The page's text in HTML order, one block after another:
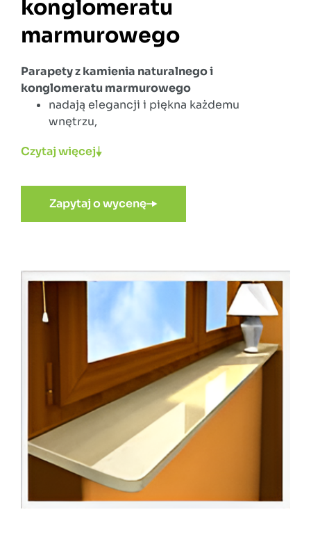
konglomeratu
marmurowego
Parapety z kamienia naturalnego i
konglomeratu marmurowego
nadają elegancji i piękna każdemu
wnętrzu,
pochodzi z wysoko wyselekcjonowanych
zestawionych ze spoiwem (żywicą
poliestrową),
idealnie pasują do okien PCV, drewnianych
zapewnia trzykrotnie mniejszą absorpcję
wody, większą odporność na zgniecenia i
o jedną-trzecią zwiększoną oporność na
ściskanie.
Czytaj więcej
Zapytaj o wycenę